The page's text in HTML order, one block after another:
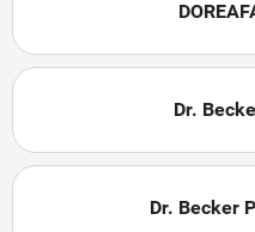
Dr.
Dr. Becker